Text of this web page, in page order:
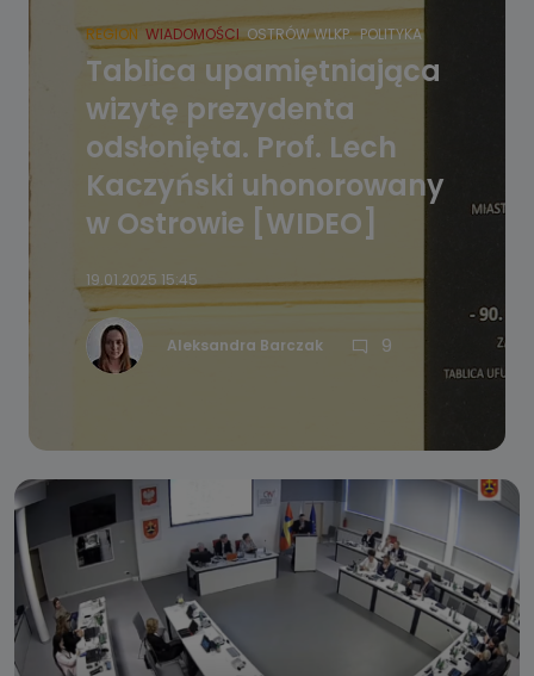
REGION WIADOMOŚCI OSTRÓW WLKP. POLITYKA
Tablica upamiętniająca
wizytę prezydenta
odsłonięta. Prof. Lech
Kaczyński uhonorowany
w Ostrowie [WIDEO]
19.01.2025 15:45
Aleksandra Barczak 9